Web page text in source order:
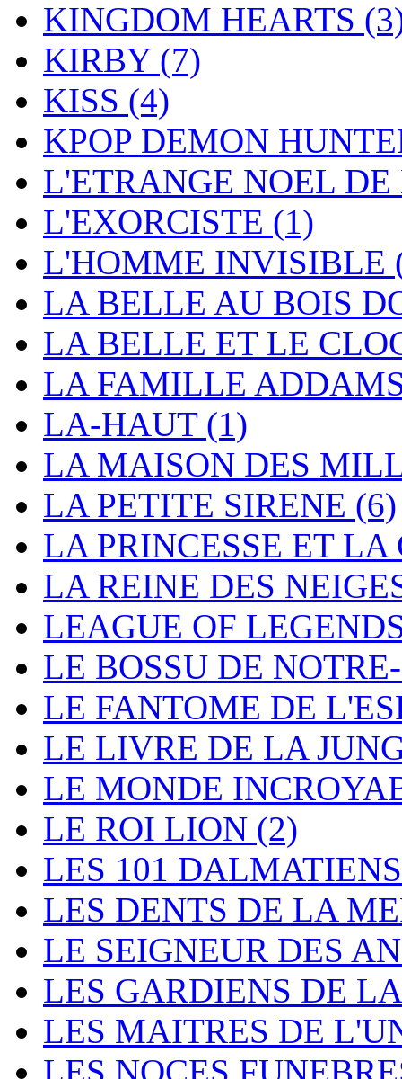
KINGDOM HEARTS
KIRBY (7)
KISS (4)
KPOP DEMON
L'ETRANGE NOEL
L'EXORCISTE (1)
L'HOMME INVISIBLE
LA BELLE AU BOIS
LA BELLE ET LE
LA FAMILLE
LA-HAUT (1)
LA MAISON DES
LA PETITE SIRENE (6)
LA PRINCESSE ET
LA REINE DES
LEAGUE OF
LE BOSSU DE
LE FANTOME DE
LE LIVRE DE LA
LE MONDE
LE ROI LION (2)
LES 101
LES DENTS DE LA
LE SEIGNEUR DES
LES GARDIENS DE
LES MAITRES DE